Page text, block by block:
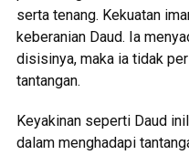
serta tenang. Kekuatan
keberanian Daud. Ia
disisinya, maka ia tidak
tantangan.
Keyakinan seperti Daud
dalam menghadapi